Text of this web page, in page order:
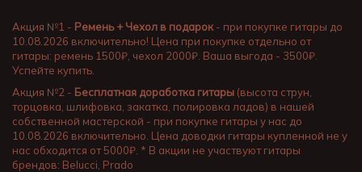
Акция №1 - Ремень + Чехол в подарок - при покупке гитары до
10.08.2026 включительно! Цена при покупке отдельно от
гитары: ремень 1500₽, чехол 2000₽. Ваша выгода - 3500₽.
Успейте купить.
Акция №2 - Бесплатная доработка гитары (высота струн,
торцовка, шлифовка, закатка, полировка ладов) в нашей
собственной мастерской - при покупке гитары у нас до
10.08.2026 включительно. Цена доводки гитары купленной не у
нас обходится от 5000₽. * В акции не участвуют гитары
брендов: Belucci, Prado